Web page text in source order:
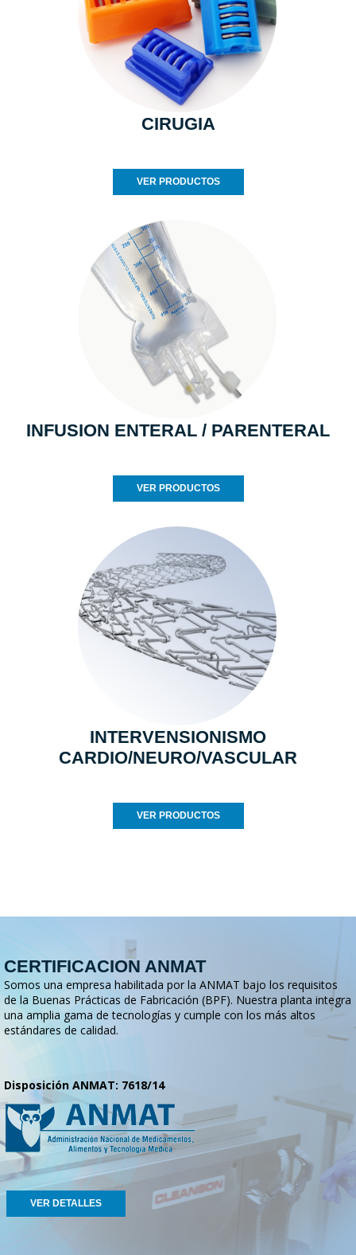
CIRUGIA
VER PRODUCTOS
INFUSION ENTERAL / PARENTERAL
VER PRODUCTOS
INTERVENSIONISMO
CARDIO/NEURO/VASCULAR
VER PRODUCTOS
CERTIFICACION ANMAT
Somos una empresa habilitada por la ANMAT bajo los requisitos
de la Buenas Prácticas de Fabricación (BPF). Nuestra planta integra
una amplia gama de tecnologías y cumple con los más altos
estándares de calidad.
Disposición ANMAT: 7618/14
VER DETALLES